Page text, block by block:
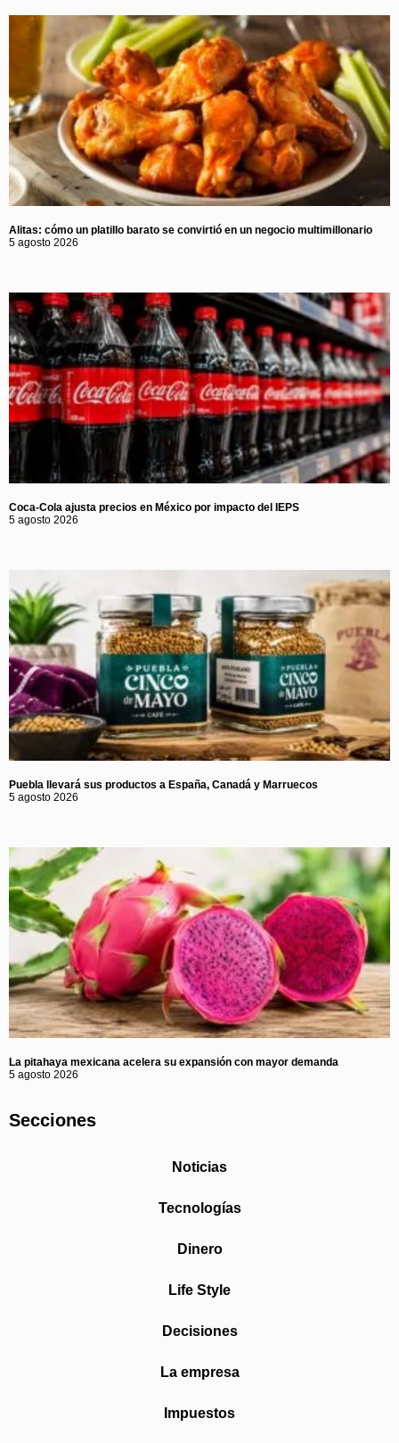
Alitas: cómo un platillo barato se convirtió en un negocio multimillonario
5 agosto 2026
Coca-Cola ajusta precios en México por impacto del IEPS
5 agosto 2026
Puebla llevará sus productos a España, Canadá y Marruecos
5 agosto 2026
La pitahaya mexicana acelera su expansión con mayor demanda
5 agosto 2026
Secciones
Noticias
Tecnologías
Dinero
Life Style
Decisiones
La empresa
Impuestos